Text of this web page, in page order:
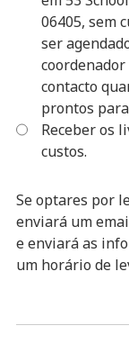
06405, sem
ser
contacto
prontos
Receber os
custos.
Se optares por
enviará um
e enviará as
um horário de